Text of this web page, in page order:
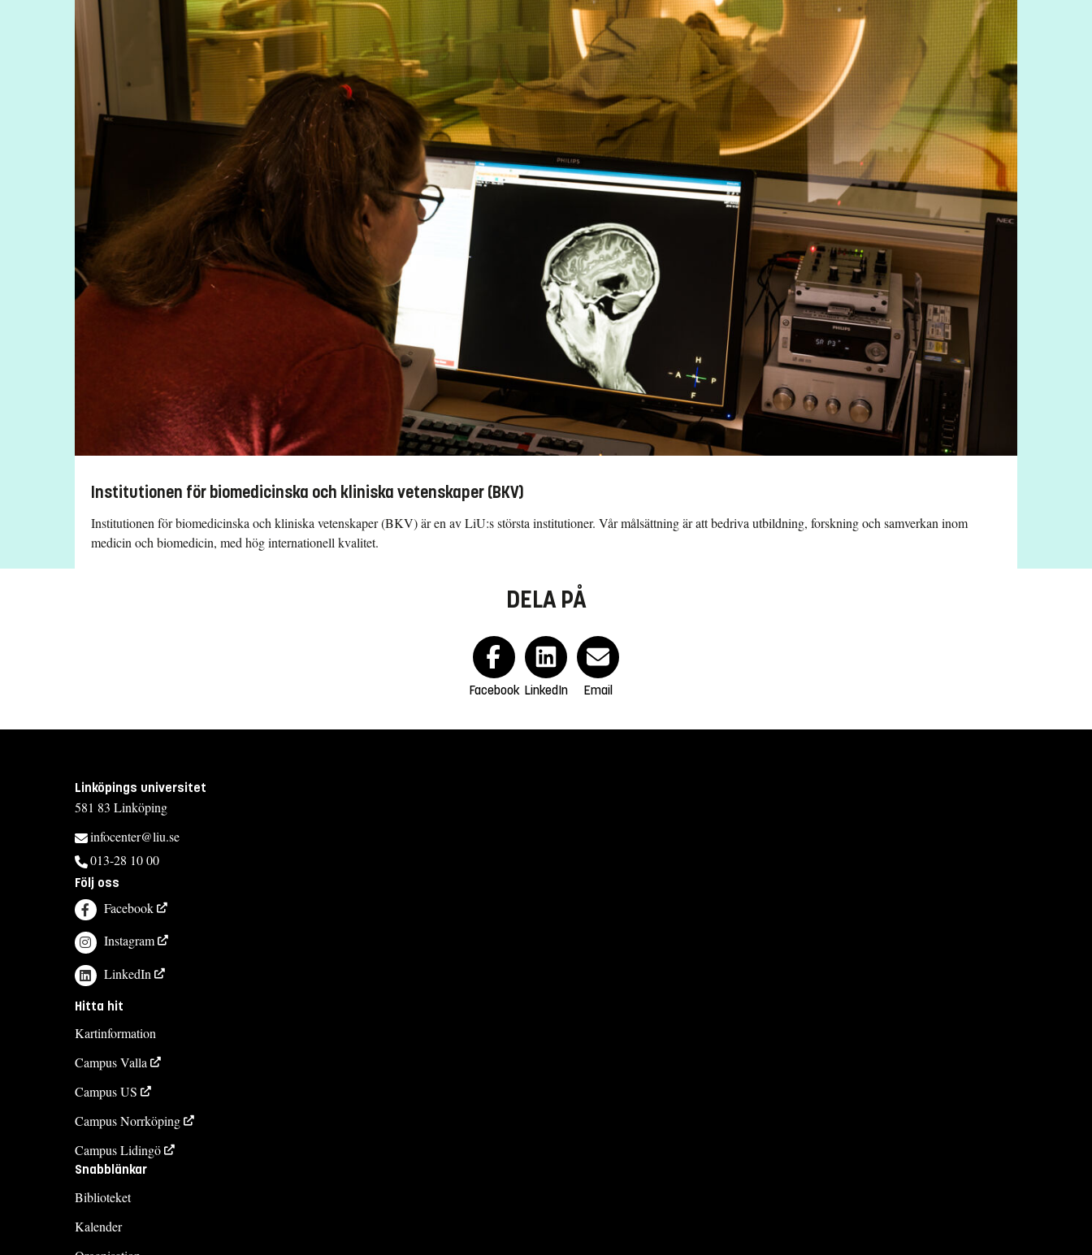
Institutionen för biomedicinska och kliniska vetenskaper (BKV)
Institutionen för biomedicinska och kliniska vetenskaper (BKV) är en av LiU:s största institutioner. Vår målsättning är att bedriva utbildning, forskning och samverkan inom
medicin och biomedicin, med hög internationell kvalitet.
DELA PÅ
Facebook LinkedIn Email
Linköpings universitet
581 83 Linköping
infocenter@liu.se
013-28 10 00
Följ oss
Facebook
Instagram
LinkedIn
Hitta hit
Kartinformation
Campus Valla
Campus US
Campus Norrköping
Campus Lidingö
Snabblänkar
Biblioteket
Kalender